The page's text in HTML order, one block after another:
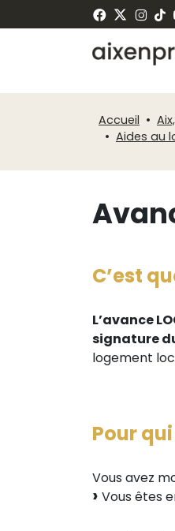
Accueil
Aides au
C’est
L’avance
signature
logement
Pour qui
Vous avez
Vous êtes
de
Panneau de gestion des